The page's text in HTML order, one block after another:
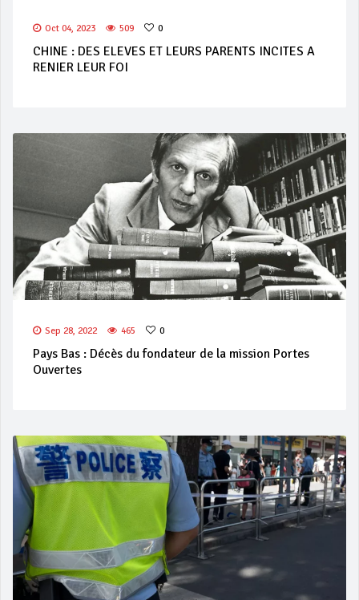
Oct 04, 2023 509 0
CHINE : DES ELEVES ET LEURS PARENTS INCITES A
RENIER LEUR FOI
Sep 28, 2022 465 0
Pays Bas : Décès du fondateur de la mission Portes
Ouvertes